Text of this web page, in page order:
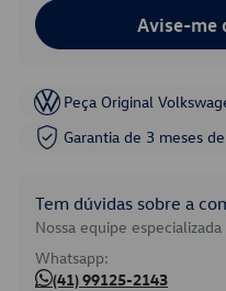
Avise-me
Peça Original
Garantia de 3 meses
Tem dúvidas sobre a
Nossa equipe
Whatsapp:
(41) 99125-2143